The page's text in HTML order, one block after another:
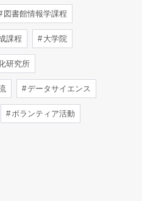
図書館情報学課程
課程 大学院
研究所
データサイエンス
ボランティア活動